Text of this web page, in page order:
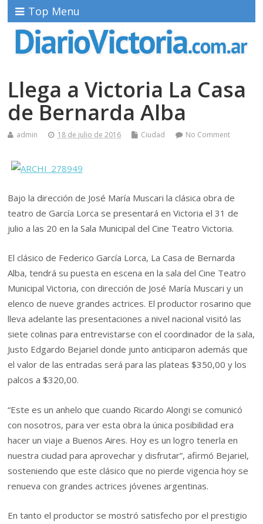
Top Menu
Llega a Victoria La Casa
de Bernarda Alba
admin 18 de julio de 2016 Ciudad No Comment
Bajo la dirección de José María Muscari la clásica obra de
teatro de García Lorca se presentará en Victoria el 31 de
julio a las 20 en la Sala Municipal del Cine Teatro Victoria.
El clásico de Federico García Lorca, La Casa de Bernarda
Alba, tendrá su puesta en escena en la sala del Cine Teatro
Municipal Victoria, con dirección de José María Muscari y un
elenco de nueve grandes actrices. El productor rosarino que
lleva adelante las presentaciones a nivel nacional visitó las
siete colinas para entrevistarse con el coordinador de la sala,
Justo Edgardo Bejariel donde junto anticiparon además que
el valor de las entradas será para las plateas $350,00 y los
palcos a $320,00.
“Este es un anhelo que cuando Ricardo Alongi se comunicó
con nosotros, para ver esta obra la única posibilidad era
hacer un viaje a Buenos Aires. Hoy es un logro tenerla en
nuestra ciudad para aprovechar y disfrutar”, afirmó Bejariel,
sosteniendo que este clásico que no pierde vigencia hoy se
renueva con grandes actrices jóvenes argentinas.
En tanto el productor se mostró satisfecho por el prestigio